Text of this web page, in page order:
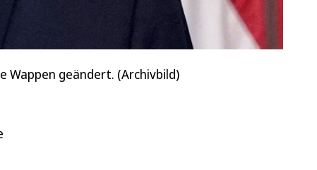
Wappen geändert. (Archivbild)